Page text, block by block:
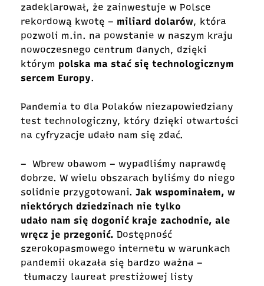
zadeklarował, że zainwestuje w Polsce
rekordową kwotę – miliard dolarów, która
pozwoli m.in. na powstanie w naszym kraju
nowoczesnego centrum danych, dzięki
którym polska ma stać się technologicznym
sercem Europy.
Pandemia to dla Polaków niezapowiedziany
test technologiczny, który dzięki otwartości
na cyfryzacje udało nam się zdać.
– Wbrew obawom – wypadliśmy naprawdę
dobrze. W wielu obszarach byliśmy do niego
solidnie przygotowani. Jak wspominałem, w
niektórych dziedzinach nie tylko
udało nam się dogonić kraje zachodnie, ale
wręcz je przegonić. Dostępność
szerokopasmowego internetu w warunkach
pandemii okazała się bardzo ważna –
tłumaczy laureat prestiżowej listy